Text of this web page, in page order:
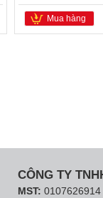
Mua hàng
CÔNG TY
MST: 0107626914